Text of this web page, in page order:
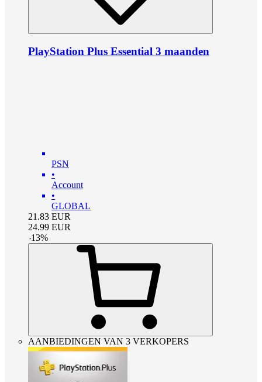
PlayStation Plus Essential 3 maanden
PSN
•
Account
•
GLOBAL
21.83 EUR
24.99 EUR
-13%
AANBIEDINGEN VAN 3 VERKOPERS